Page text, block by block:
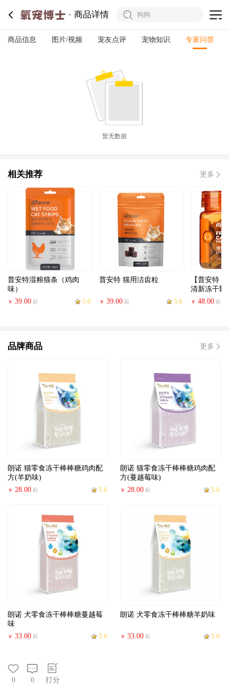
商品详情
商品信息 图片/视频 宠友点评 宠物知识 专家问答
暂无数据
相关推荐 更多
普安特湿粮猫条（鸡肉
味）
￥ 39.00 起 5.0
普安特 猫用洁齿粒
￥ 39.00 起 5.0
【普安特
清新冻干颗
￥ 48.00 起
品牌商品 更多
朗诺 猫零食冻干棒棒糖鸡肉配
方(羊奶味)
￥ 28.00 起 5.0
朗诺 猫零食冻干棒棒糖鸡肉配
方(蔓越莓味)
￥ 28.00 起 5.0
朗诺 犬零食冻干棒棒糖蔓越莓
味
￥ 33.00 起 5.0
朗诺 犬零食冻干棒棒糖羊奶味
￥ 33.00 起 5.0
0 0 打分